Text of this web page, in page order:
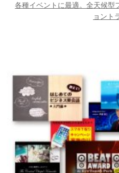
各種イベントに最適。全天候型
ョント